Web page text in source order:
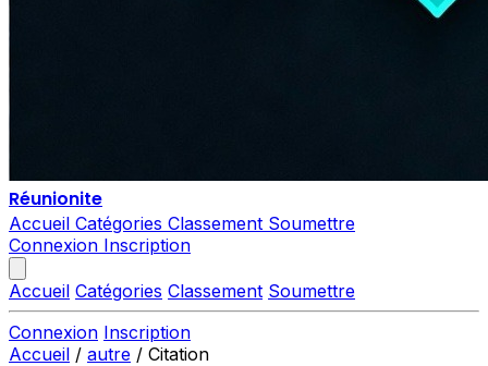
Réunionite
Accueil Catégories Classement Soumettre
Connexion Inscription
Accueil Catégories Classement Soumettre
Connexion Inscription
Accueil / autre / Citation